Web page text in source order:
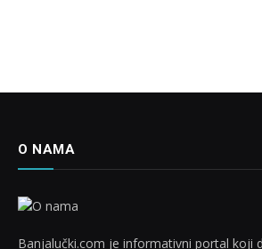
O NAMA
Banjalučki.com je informativni portal koji